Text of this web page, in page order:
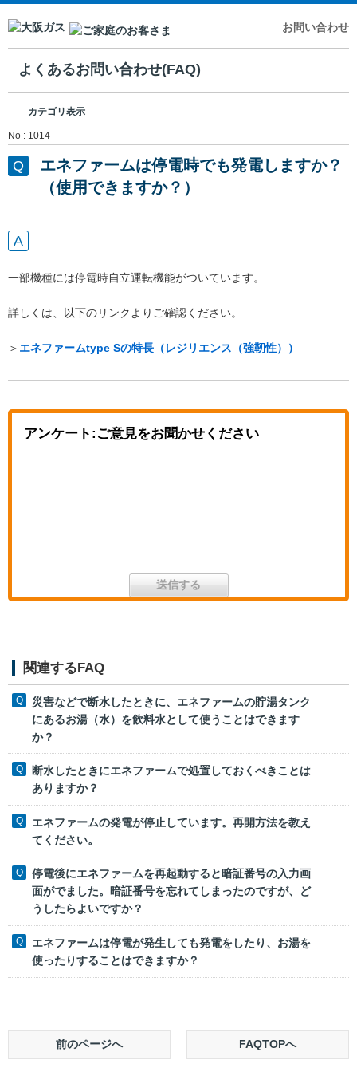
お問い合わせ
よくあるお問い合わせ(FAQ)
カテゴリ表示
No : 1014
エネファームは停電時でも発電しますか？
（使用できますか？）
一部機種には停電時自立運転機能がついています。
詳しくは、以下のリンクよりご確認ください。
＞ エネファームtype Sの特長（レジリエンス（強靭性））
アンケート:ご意見をお聞かせください
関連するFAQ
災害などで断水したときに、エネファームの貯湯タンク
にあるお湯（水）を飲料水として使うことはできます
か？
断水したときにエネファームで処置しておくべきことは
ありますか？
エネファームの発電が停止しています。再開方法を教え
てください。
停電後にエネファームを再起動すると暗証番号の入力画
面がでました。暗証番号を忘れてしまったのですが、ど
うしたらよいですか？
エネファームは停電が発生しても発電をしたり、お湯を
使ったりすることはできますか？
前のページへ FAQTOPへ